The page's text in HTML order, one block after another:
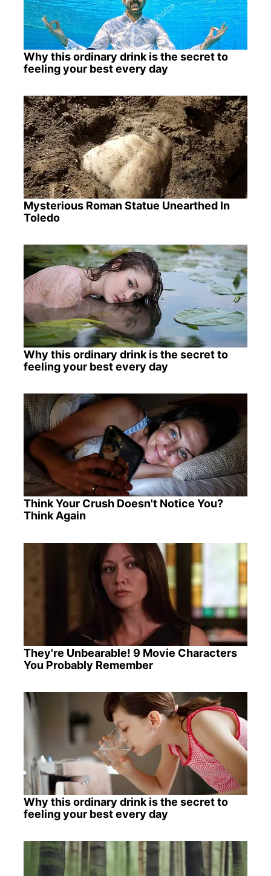
Why this ordinary drink is the secret to
feeling your best every day
Mysterious Roman Statue Unearthed In
Toledo
Why this ordinary drink is the secret to
feeling your best every day
Think Your Crush Doesn't Notice You?
Think Again
They're Unbearable! 9 Movie Characters
You Probably Remember
Why this ordinary drink is the secret to
feeling your best every day